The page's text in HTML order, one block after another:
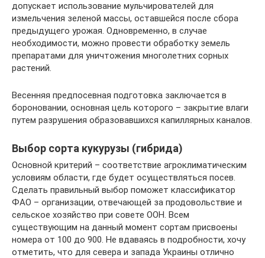
допускает использование мульчирователей для
измельчения зеленой массы, оставшейся после сбора
предыдущего урожая. Одновременно, в случае
необходимости, можно провести обработку земель
препаратами для уничтожения многолетних сорных
растений.
Весенняя предпосевная подготовка заключается в
бороновании, основная цель которого – закрытие влаги
путем разрушения образовавшихся капиллярных каналов.
Выбор сорта кукурузы (гибрида)
Основной критерий – соответствие агроклиматическим
условиям области, где будет осуществляться посев.
Сделать правильный выбор поможет классификатор
ФАО – организации, отвечающей за продовольствие и
сельское хозяйство при совете ООН. Всем
существующим на данный момент сортам присвоены
номера от 100 до 900. Не вдаваясь в подробности, хочу
отметить, что для севера и запада Украины отлично